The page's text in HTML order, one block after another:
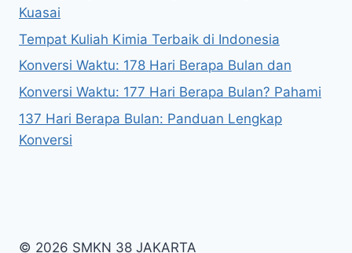
Kuasai
Tempat Kuliah Kimia Terbaik di Indonesia
Konversi Waktu: 178 Hari Berapa Bulan dan
Konversi Waktu: 177 Hari Berapa Bulan? Pahami
137 Hari Berapa Bulan: Panduan Lengkap
Konversi
© 2026 SMKN 38 JAKARTA